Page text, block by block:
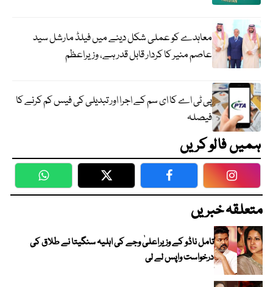
معاہدے کو عملی شکل دینے میں فیلڈ مارشل سید
عاصم منیر کا کردار قابل قدر ہے، وزیراعظم
پی ٹی اے کا ای سم کے اجرا اور تبدیلی کی فیس کم کرنے کا
فیصلہ
ہمیں فالو کریں
WhatsApp Twitter Facebook
متعلقہ خبریں
تامل ناڈو کے وزیراعلیٰ وجے کی اہلیہ سنگیتا نے طلاق کی
درخواست واپس لے لی